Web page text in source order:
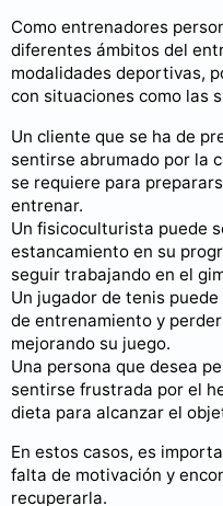
Como entrenadores
diferentes ámbitos del
modalidades deportivas,
con situaciones como las
Un cliente que se ha de
sentirse abrumado por la
se requiere para
entrenar.
Un fisicoculturista puede
estancamiento en su
seguir trabajando en el
Un jugador de tenis
de entrenamiento y
mejorando su juego.
Una persona que desea
sentirse frustrada por el
dieta para alcanzar el
En estos casos, es
falta de motivación y
recuperarla.